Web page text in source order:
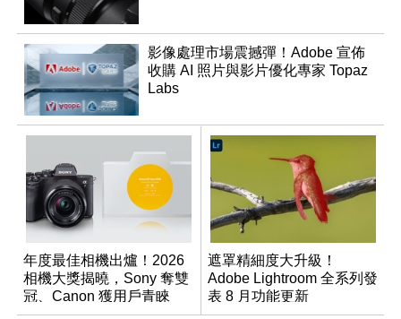
影像處理市場震撼彈！Adobe 宣佈
收購 AI 照片與影片優化專家 Topaz
Labs
年度最佳相機出爐！2026
相機大獎揭曉，Sony 奪雙
冠、Canon 獲用戶青睞
遮罩精細度大升級！
Adobe Lightroom 全系列發
表 8 月功能更新